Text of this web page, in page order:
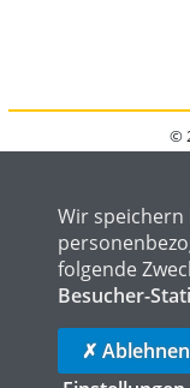
©
HOME
Wir
folgende
Besucher-
✗ Ablehnen